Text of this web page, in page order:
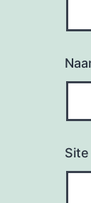
Site